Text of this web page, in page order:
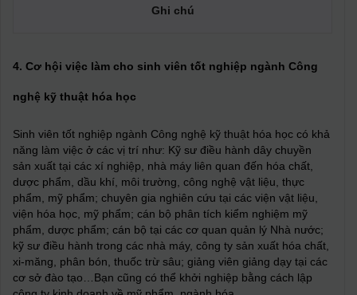
Ghi chú
4. Cơ hội việc làm cho sinh viên tốt nghiệp ngành Công
nghệ kỹ thuật hóa học
Sinh viên tốt nghiệp ngành Công nghệ kỹ thuật hóa học có khả
năng làm việc ở các vị trí như: Kỹ sư điều hành dây chuyền
sản xuất tại các xí nghiệp, nhà máy liên quan đến hóa chất,
dược phẩm, dầu khí, môi trường, công nghệ vật liệu, thực
phẩm, mỹ phẩm; chuyên gia nghiên cứu tại các viện vật liệu,
viện hóa học, mỹ phẩm; cán bộ phân tích kiểm nghiệm mỹ
phẩm, dược phẩm; cán bộ tại các cơ quan quản lý Nhà nước;
kỹ sư điều hành trong các nhà máy, công ty sản xuất hóa chất,
xi-măng, phân bón, thuốc trừ sâu; giảng viên giảng dạy tại các
cơ sở đào tạo…Bạn cũng có thể khởi nghiệp bằng cách lập